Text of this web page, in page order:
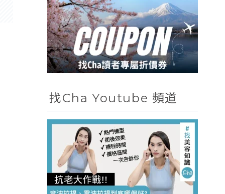
找Cha Youtube 頻道